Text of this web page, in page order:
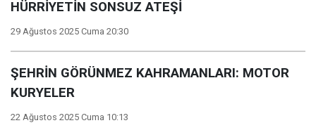
HÜRRİYETİN SONSUZ ATEŞİ
29 Ağustos 2025 Cuma 20:30
ŞEHRİN GÖRÜNMEZ KAHRAMANLARI: MOTOR
KURYELER
22 Ağustos 2025 Cuma 10:13